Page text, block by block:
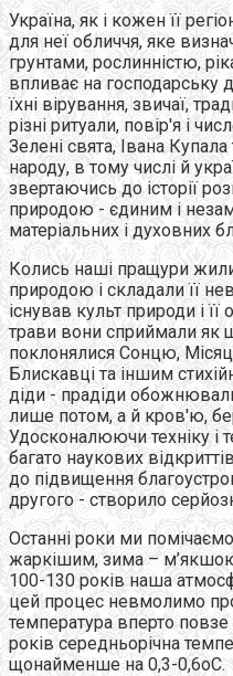
Україна, як і кожен її
для неї обличчя, яке
грунтами, рослинністю,
впливає на господарську
їхні вірування, звичаї,
різні ритуали, повір'я і
Зелені свята, Івана
народу, в тому числі й
звертаючись до історії
природою - єдиним і
матеріальних і духовних
Колись наші пращури
природою і складали її
існував культ природи і
трави вони сприймали як
поклонялися Сонцю,
Блискавці та іншим
діди - прадіди
лише потом, а й кров'ю,
Удосконалюючи техніку і
багато наукових
до підвищення
другого - створило
Останні роки ми
жаркішим, зима –
100-130 років наша
цей процес невмолимо
температура вперто
років середньорічна
щонайменше на 0,3-0,6оС.